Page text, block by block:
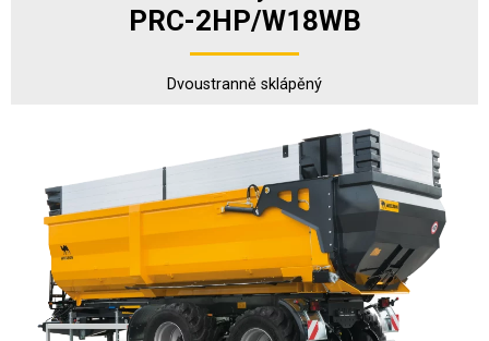
PRC-2HP/W18WB
Dvoustranně sklápěný